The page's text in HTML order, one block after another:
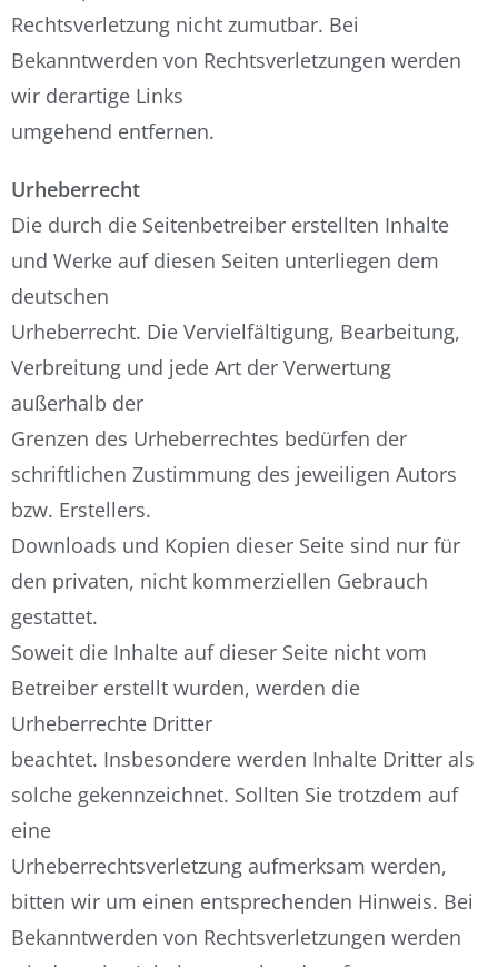
Rechtsverletzung nicht zumutbar. Bei
Bekanntwerden von Rechtsverletzungen werden
wir derartige Links
umgehend entfernen.
Urheberrecht
Die durch die Seitenbetreiber erstellten Inhalte
und Werke auf diesen Seiten unterliegen dem
deutschen
Urheberrecht. Die Vervielfältigung, Bearbeitung,
Verbreitung und jede Art der Verwertung
außerhalb der
Grenzen des Urheberrechtes bedürfen der
schriftlichen Zustimmung des jeweiligen Autors
bzw. Erstellers.
Downloads und Kopien dieser Seite sind nur für
den privaten, nicht kommerziellen Gebrauch
gestattet.
Soweit die Inhalte auf dieser Seite nicht vom
Betreiber erstellt wurden, werden die
Urheberrechte Dritter
beachtet. Insbesondere werden Inhalte Dritter als
solche gekennzeichnet. Sollten Sie trotzdem auf
eine
Urheberrechtsverletzung aufmerksam werden,
bitten wir um einen entsprechenden Hinweis. Bei
Bekanntwerden von Rechtsverletzungen werden